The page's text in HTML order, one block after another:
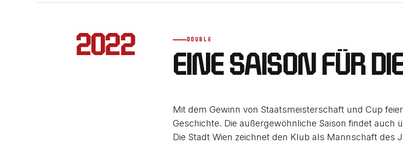
2022 DOUBLE
EINE SAISON FÜR
Mit dem Gewinn von Staatsmeisterschaft und Cup
Geschichte. Die außergewöhnliche Saison findet
Die Stadt Wien zeichnet den Klub als Mannschaft des